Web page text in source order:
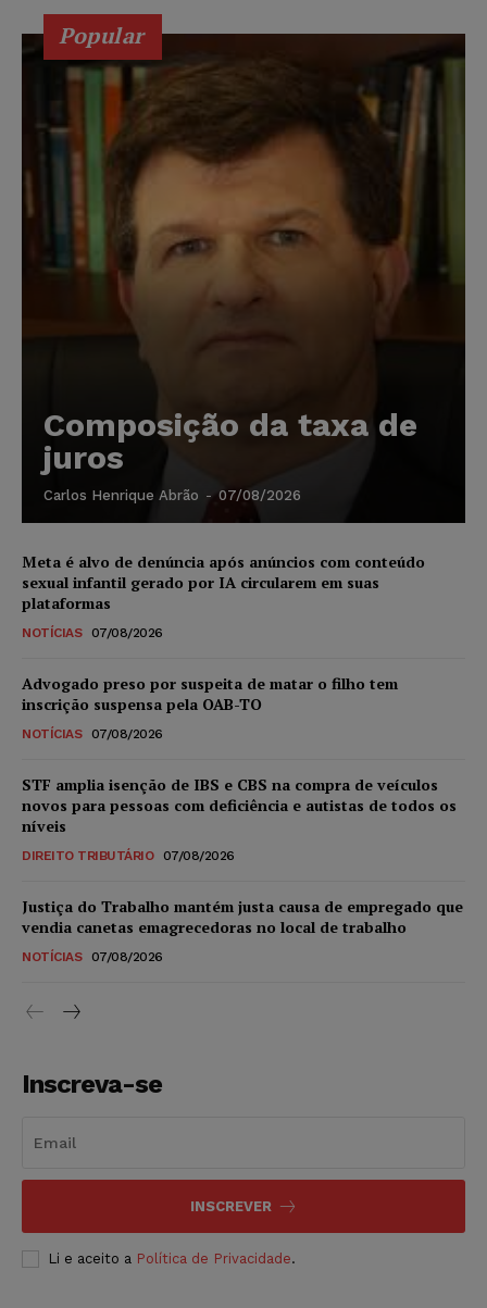
Popular
Composição da taxa de
juros
Carlos Henrique Abrão - 07/08/2026
Meta é alvo de denúncia após anúncios com conteúdo
sexual infantil gerado por IA circularem em suas
plataformas
NOTÍCIAS 07/08/2026
Advogado preso por suspeita de matar o filho tem
inscrição suspensa pela OAB-TO
NOTÍCIAS 07/08/2026
STF amplia isenção de IBS e CBS na compra de veículos
novos para pessoas com deficiência e autistas de todos os
níveis
DIREITO TRIBUTÁRIO 07/08/2026
Justiça do Trabalho mantém justa causa de empregado que
vendia canetas emagrecedoras no local de trabalho
NOTÍCIAS 07/08/2026
Inscreva-se
INSCREVER
Li e aceito a Política de Privacidade.